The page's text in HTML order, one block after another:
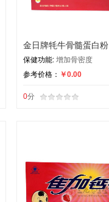
金日牌牦牛骨髓蛋白粉
保健功能: 增加骨密度
参考价格： ￥0.00
0分